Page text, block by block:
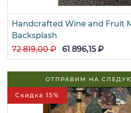
Handcrafted Wine and Fruit
Backsplash
72 819,00 ₽
61 896,15 ₽
Скидка 15%
ОТПРАВИМ НА